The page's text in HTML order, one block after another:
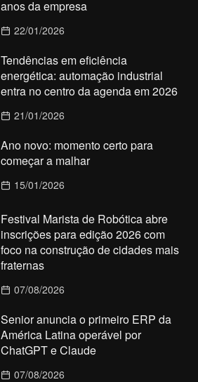
anos da empresa
22/01/2026
Tendências em eficiência
energética: automação industrial
entra no centro da agenda em 2026
21/01/2026
Ano novo: momento certo para
começar a malhar
15/01/2026
Festival Marista de Robótica abre
inscrições para edição 2026 com
foco na construção de cidades mais
fraternas
07/08/2026
Senior anuncia o primeiro ERP da
América Latina operável por
ChatGPT e Claude
07/08/2026